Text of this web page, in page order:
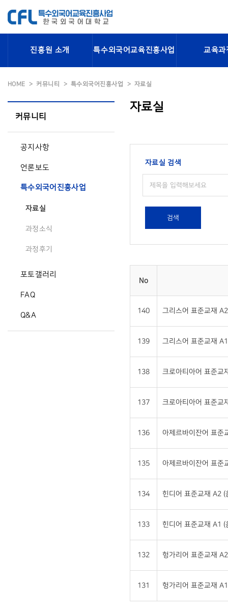
진흥원 소개 특수외국어교육진흥사업 교육과
HOME 커뮤니티 특수외국어진흥사업 자료실
커뮤니티
공지사항
언론보도
특수외국어진흥사업
자료실
과정소식
과정후기
포토갤러리
FAQ
Q&A
자료실
자료실 검색
검색
No
140 그리스어 표준교재
139 그리스어 표준교재
138 크로아티아어 표준교
137 크로아티아어 표준교
136 아제르바이잔어 표
135 아제르바이잔어 표
134 힌디어 표준교재 A2 (
133 힌디어 표준교재 A1 (
132 헝가리어 표준교재
131 헝가리어 표준교재